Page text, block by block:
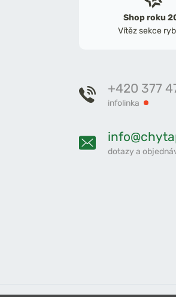
Shop roku
Vítěz sekce
+420 377
infolinka
dotazy a